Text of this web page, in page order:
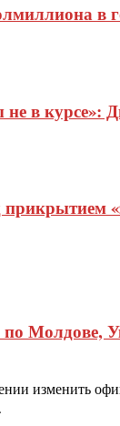
в
в курсе»:
Молдове,
изменить